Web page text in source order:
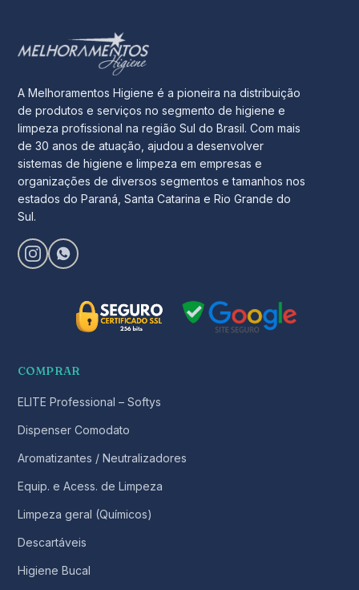
A Melhoramentos Higiene é a pioneira na distribuição
de produtos e serviços no segmento de higiene e
limpeza profissional na região Sul do Brasil. Com mais
de 30 anos de atuação, ajudou a desenvolver
sistemas de higiene e limpeza em empresas e
organizações de diversos segmentos e tamanhos nos
estados do Paraná, Santa Catarina e Rio Grande do
Sul.
COMPRAR
ELITE Professional – Softys
Dispenser Comodato
Aromatizantes / Neutralizadores
Equip. e Acess. de Limpeza
Limpeza geral (Químicos)
Descartáveis
Higiene Bucal